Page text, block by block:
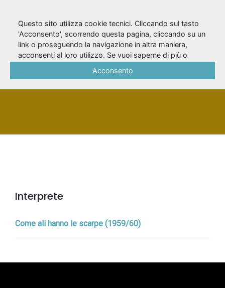
Delmi, Carlo
PERSONA
Interprete
Come ali hanno le scarpe (1959/60)
Questo sito utilizza cookie tecnici. Cliccando sul tasto
'Acconsento', scorrendo questa pagina, cliccando su un
link o proseguendo la navigazione in altra maniera,
acconsenti al loro utilizzo. Se vuoi saperne di più o
Acconsento